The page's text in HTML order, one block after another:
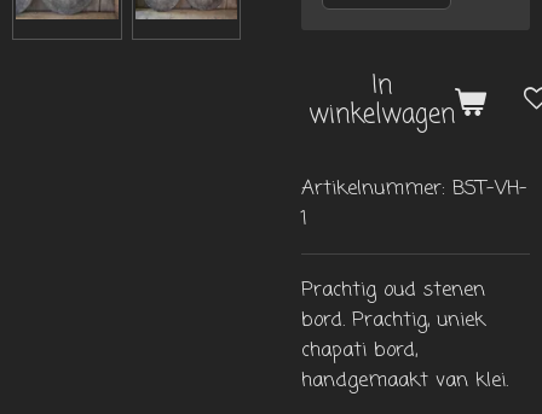
In
winkelwagen
Artikelnummer: BST-VH-
1
Prachtig oud stenen
bord. Prachtig, uniek
chapati bord,
handgemaakt van klei.